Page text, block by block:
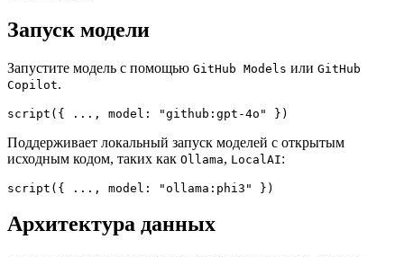
Запуск модели
Запустите модель с помощью GitHub Models или GitHub
Copilot.
script({ ..., model: "github:gpt-4o" })
Поддерживает локальный запуск моделей с открытым
исходным кодом, таких как Ollama, LocalAI:
script({ ..., model: "ollama:phi3" })
Архитектура данных